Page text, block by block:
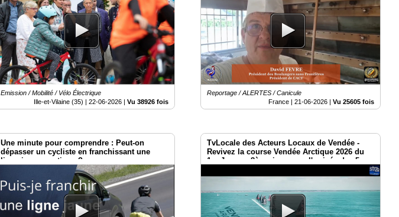
Emission / Mobilité / Vélo Électrique
Ille-et-Vilaine (35) | 22-06-2026| Vu 38926 fois
Reportage / ALERTES / Canicule
France |21-06-2026 |Vu 25605 fois
Une minute pour comprendre : Peut-on
dépasser un cycliste en franchissant une
ligne jaune continue ?
TvLocale des Acteurs Locaux de Vendée -
Revivez la course Vendée Arctique 2026 du
1er Jour au 8ème jour avec l'arrivée des 5